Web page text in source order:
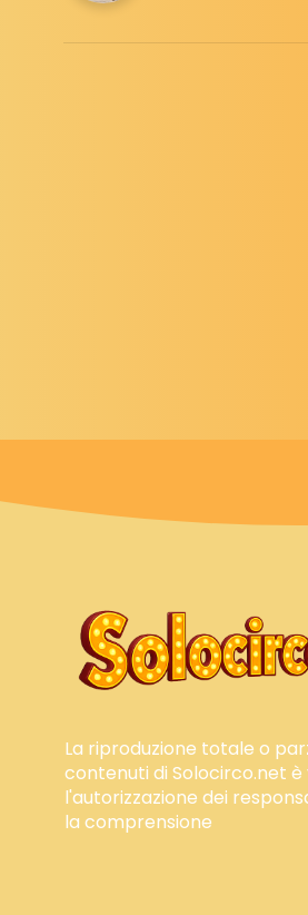
La riproduzione totale o
contenuti di Solocirco.net
l'autorizzazione dei
la comprensione